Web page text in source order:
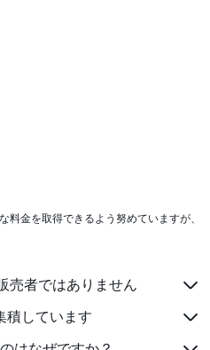
料金を取得できるよう努めていますが、
売者ではありません
積しています